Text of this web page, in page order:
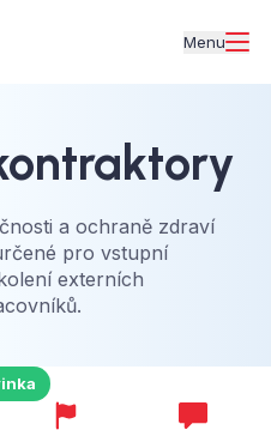
Menu
a ochraně zdraví
pro vstupní
externích